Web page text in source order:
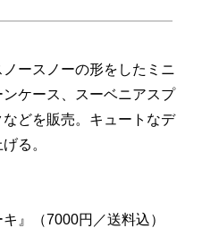
ースノーの形をしたミニ
ケース、スーベニアスプ
どを販売。キュートなデ
る。
』（7000円／送料込）